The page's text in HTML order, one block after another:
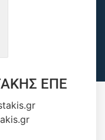
ΕΠΕ